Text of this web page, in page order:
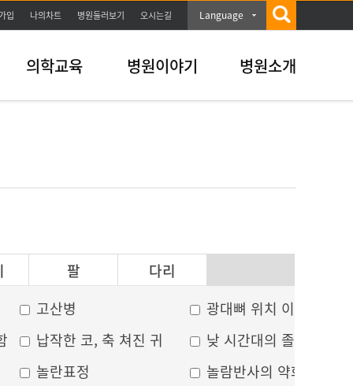
입 나의차트 병원둘러보기 오시는길 Language
의학교육 병원이야기 병원소개
팔
다리
고산병
광대뼈 위치 이상
납작한 코, 축 쳐진 귀
낮 시간대의 졸음
놀란표정
놀람반사의 약화